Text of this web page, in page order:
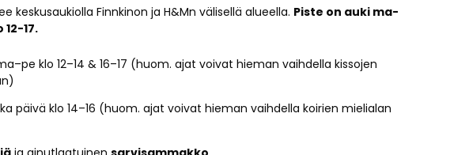
keskusaukiolla Finnkinon ja H&Mn välisellä alueella. Piste on auki ma-
12-17.
klo 12–14 & 16–17 (huom. ajat voivat hieman vaihdella kissojen
päivä klo 14–16 (huom. ajat voivat hieman vaihdella koirien mielialan